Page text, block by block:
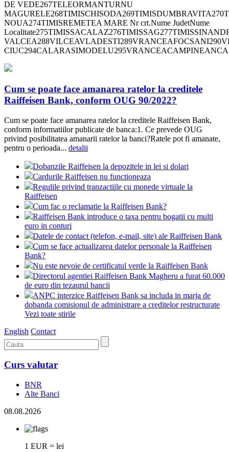
DE VEDE267TELEORMANTURNU
NOUA274TIMISREMETEA MARE Nr crt.Nume JudetNume
CIUC294CALARASIMODELU295VRANCEACAMPINEANCA
Cum se poate face amanarea ratelor la creditele
Raiffeisen Bank, conform OUG 90/2022?
Cum se poate face amanarea ratelor la creditele Raiffeisen Bank,
conform informatiilor publicate de banca:1. Ce prevede OUG
privind posibilitatea amanarii ratelor la banci?Ratele pot fi amanate,
pentru o perioada... detalii
Dobanzile Raiffeisen la depozitele in lei si dolari
Cardurile Raiffeisen nu functioneaza
Regulile privind tranzactiile cu monede virtuale la
Raiffeisen
Cum fac o reclamatie la Raiffeisen Bank?
Raiffeisen Bank introduce o taxa pentru bogatii cu multi
euro in conturi
Datele de contact (telefon, e-mail, site) ale Raiffeisen Bank
Cum se face actualizarea datelor personale la Raiffeisen
Bank?
Nu este nevoie de certificatul verde la Raiffeisen Bank
Directorul agentiei Raiffeisen Bank Magheru a furat 60.000
de euro din tezaurul bancii
ANPC interzice Raiffeisen Bank sa includa in marja de
dobanda comisionul de administrare a creditelor restructurate
Vezi toate stirile
English Contact
Curs valutar
BNR
Alte Banci
08.08.2026
1 EUR = lei